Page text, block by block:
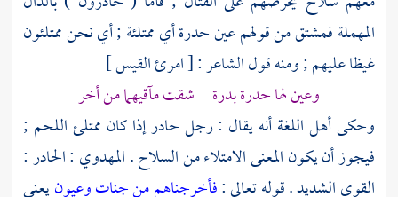
المهملة فمشتق من قولهم عين حدرة أي ممتلئة ; أي نحن ممتلئون
غيظا عليهم ; ومنه قول الشاعر : [ امرئ القيس ]
وعين لها حدرة بدرة شقت مآقيهما من أخر
وحكى أهل اللغة أنه يقال : رجل حادر إذا كان ممتلئ اللحم ;
فيجوز أن يكون المعنى الامتلاء من السلاح .المهدوي : الحادر :
القوي الشديد . قوله تعالى :فأخرجناهم من جنات وعيونيعني